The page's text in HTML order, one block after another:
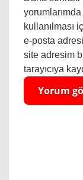
yorumlarımda
kullanılması
e-posta
site adresim
tarayıcıya